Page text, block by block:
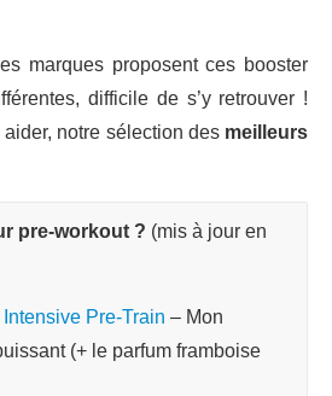
marques proposent ces booster
difficile de s’y retrouver !
notre sélection des meilleurs
pre-workout ? (mis à jour en
Pre-Train – Mon
(+ le parfum framboise